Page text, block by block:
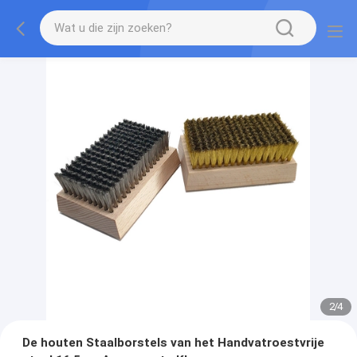
2/4
De houten Staalborstels van het Handvatroestvrije